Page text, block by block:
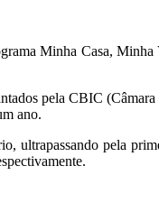
Minha Casa, Minha
pela CBIC
ano.
ultrapassando pela